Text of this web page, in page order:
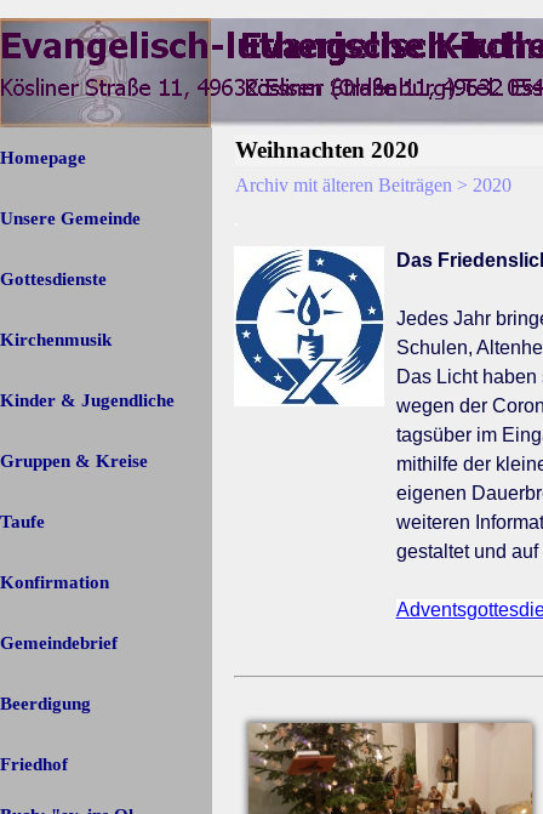
Menü überspringen
Homepage
Unsere Gemeinde
Gottesdienste
Kirchenmusik
Kinder & Jugendliche
Gruppen & Kreise
Taufe
Konfirmation
Gemeindebrief
Beerdigung
Friedhof
Weihnachten 2020
Archiv mit älteren Beiträgen > 2020
Das
Jedes Jahr
Schulen,
Das Licht
wegen der
tagsüber im
mithilfe der
eigenen
weiteren
gestaltet und